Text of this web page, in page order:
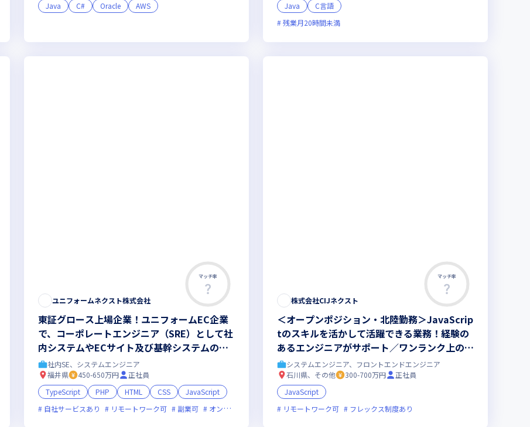
Java
C# Oracle AWS
Java
C言語
残業月20時間未満
新技術に積極的 上場企業 ストックオプションあり 女性エンジニアが活躍中
マッチ率
ユニフォームネクスト株式会社
東証グロース上場企業！ユニフォームEC企業
で、コーポレートエンジニア（SRE）として社
内システムやECサイト及び基幹システムの開
発をお任せ
社内SE、システムエンジニア
福井県
450-650万円
正社員
TypeScript
PHP HTML CSS
JavaScript
自社サービスあり
リモートワーク可 副業可 オンライン選考可 新技術に積極的 上場企業 ストックオプションあり
マッチ率
株式会社CIJネクスト
＜オープンポジション・北陸勤務＞JavaScrip
tのスキルを活かして活躍できる業務！経験の
あるエンジニアがサポート／ワンランク上のエ
ンジニアを目指しませんか
システムエンジニア、フロントエンドエンジニア
石川県、その他
300-700万円
正社員
JavaScript
リモートワーク可
フレックス制度あり